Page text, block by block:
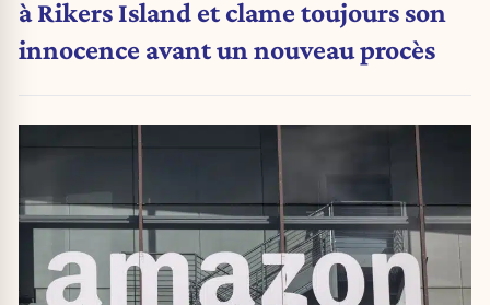
à Rikers Island et clame toujours son
innocence avant un nouveau procès